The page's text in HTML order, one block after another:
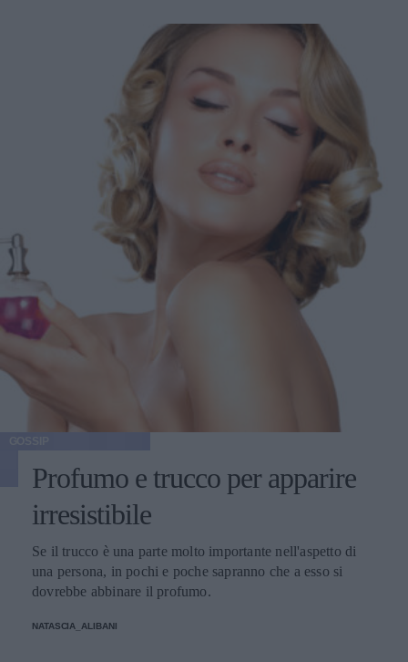
Profumo e trucco per apparire
irresistibile
Se il trucco è una parte molto importante nell'aspetto di
una persona, in pochi e poche sapranno che a esso si
dovrebbe abbinare il profumo.
NATASCIA_ALIBANI